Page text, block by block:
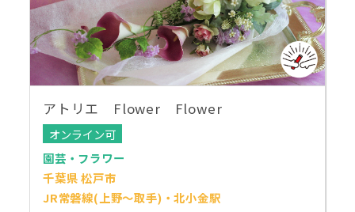
アトリエ Flower Flower
オンライン可
園芸・フラワー
千葉県 松戸市
JR常磐線(上野～取手)・北小金駅